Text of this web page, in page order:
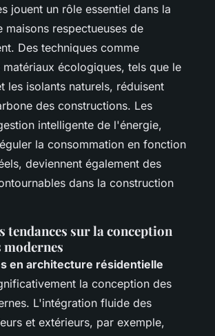
jouent un rôle essentiel dans la
maisons respectueuses de
Des techniques comme
écologiques, tels que le
les isolants naturels, réduisent
des constructions. Les
intelligente de l'énergie,
la consommation en fonction
deviennent également des
dans la construction
tendances sur la conception
modernes
en architecture résidentielle
la conception des
L'intégration fluide des
et extérieurs, par exemple,